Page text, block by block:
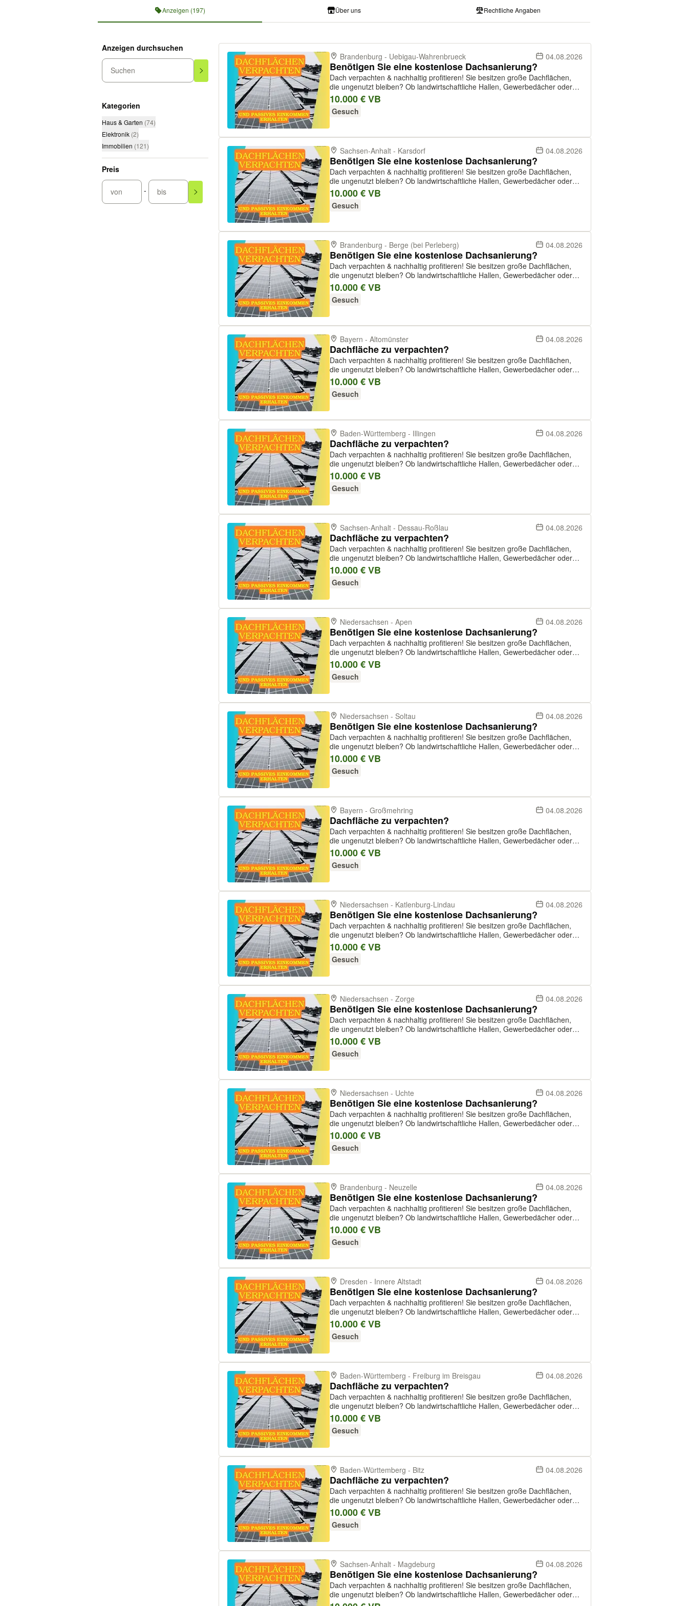
Anzeigen (197) Über uns Rechtliche Angaben
Anzeigen durchsuchen
Suchen
Kategorien
Haus & Garten (74)
Elektronik (2)
Immobilien (121)
Preis
von - bis
Brandenburg - Uebigau-Wahrenbrueck 04.08.2026
Benötigen Sie eine kostenlose Dachsanierung?
Dach verpachten & nachhaltig profitieren! Sie besitzen große Dachflächen,
die ungenutzt bleiben? Ob landwirtschaftliche Hallen, Gewerbedächer oder
Industriehallen – wir von Acuria Solar Solutions suchen Dächer ab ca. 500 m²,
um darauf Photovoltai...
10.000 € VB
Gesuch
Sachsen-Anhalt - Karsdorf 04.08.2026
Benötigen Sie eine kostenlose Dachsanierung?
Dach verpachten & nachhaltig profitieren! Sie besitzen große Dachflächen,
die ungenutzt bleiben? Ob landwirtschaftliche Hallen, Gewerbedächer oder
Industriehallen – wir von Acuria Solar Solutions suchen Dächer ab ca. 500 m²,
um darauf Photovoltai...
10.000 € VB
Gesuch
Brandenburg - Berge (bei Perleberg) 04.08.2026
Benötigen Sie eine kostenlose Dachsanierung?
Dach verpachten & nachhaltig profitieren! Sie besitzen große Dachflächen,
die ungenutzt bleiben? Ob landwirtschaftliche Hallen, Gewerbedächer oder
Industriehallen – wir von Acuria Solar Solutions suchen Dächer ab ca. 500 m²,
um darauf Photovoltai...
10.000 € VB
Gesuch
Bayern - Altomünster 04.08.2026
Dachfläche zu verpachten?
Dach verpachten & nachhaltig profitieren! Sie besitzen große Dachflächen,
die ungenutzt bleiben? Ob landwirtschaftliche Hallen, Gewerbedächer oder
Industriehallen – wir von Acuria Solar Solutions suchen Dächer ab ca. 500 m²,
um darauf Photovoltai...
10.000 € VB
Gesuch
Baden-Württemberg - Illingen 04.08.2026
Dachfläche zu verpachten?
Dach verpachten & nachhaltig profitieren! Sie besitzen große Dachflächen,
die ungenutzt bleiben? Ob landwirtschaftliche Hallen, Gewerbedächer oder
Industriehallen – wir von Acuria Solar Solutions suchen Dächer ab ca. 500 m²,
um darauf Photovoltai...
10.000 € VB
Gesuch
Sachsen-Anhalt - Dessau-Roßlau 04.08.2026
Dachfläche zu verpachten?
Dach verpachten & nachhaltig profitieren! Sie besitzen große Dachflächen,
die ungenutzt bleiben? Ob landwirtschaftliche Hallen, Gewerbedächer oder
Industriehallen – wir von Acuria Solar Solutions suchen Dächer ab ca. 500 m²,
um darauf Photovoltai...
10.000 € VB
Gesuch
Niedersachsen - Apen 04.08.2026
Benötigen Sie eine kostenlose Dachsanierung?
Dach verpachten & nachhaltig profitieren! Sie besitzen große Dachflächen,
die ungenutzt bleiben? Ob landwirtschaftliche Hallen, Gewerbedächer oder
Industriehallen – wir von Acuria Solar Solutions suchen Dächer ab ca. 500 m²,
um darauf Photovoltai...
10.000 € VB
Gesuch
Niedersachsen - Soltau 04.08.2026
Benötigen Sie eine kostenlose Dachsanierung?
Dach verpachten & nachhaltig profitieren! Sie besitzen große Dachflächen,
die ungenutzt bleiben? Ob landwirtschaftliche Hallen, Gewerbedächer oder
Industriehallen – wir von Acuria Solar Solutions suchen Dächer ab ca. 500 m²,
um darauf Photovoltai...
10.000 € VB
Gesuch
Bayern - Großmehring 04.08.2026
Dachfläche zu verpachten?
Dach verpachten & nachhaltig profitieren! Sie besitzen große Dachflächen,
die ungenutzt bleiben? Ob landwirtschaftliche Hallen, Gewerbedächer oder
Industriehallen – wir von Acuria Solar Solutions suchen Dächer ab ca. 500 m²,
um darauf Photovoltai...
10.000 € VB
Gesuch
Niedersachsen - Katlenburg-Lindau 04.08.2026
Benötigen Sie eine kostenlose Dachsanierung?
Dach verpachten & nachhaltig profitieren! Sie besitzen große Dachflächen,
die ungenutzt bleiben? Ob landwirtschaftliche Hallen, Gewerbedächer oder
Industriehallen – wir von Acuria Solar Solutions suchen Dächer ab ca. 500 m²,
um darauf Photovoltai...
10.000 € VB
Gesuch
Niedersachsen - Zorge 04.08.2026
Benötigen Sie eine kostenlose Dachsanierung?
Dach verpachten & nachhaltig profitieren! Sie besitzen große Dachflächen,
die ungenutzt bleiben? Ob landwirtschaftliche Hallen, Gewerbedächer oder
Industriehallen – wir von Acuria Solar Solutions suchen Dächer ab ca. 500 m²,
um darauf Photovoltai...
10.000 € VB
Gesuch
Niedersachsen - Uchte 04.08.2026
Benötigen Sie eine kostenlose Dachsanierung?
Dach verpachten & nachhaltig profitieren! Sie besitzen große Dachflächen,
die ungenutzt bleiben? Ob landwirtschaftliche Hallen, Gewerbedächer oder
Industriehallen – wir von Acuria Solar Solutions suchen Dächer ab ca. 500 m²,
um darauf Photovoltai...
10.000 € VB
Gesuch
Brandenburg - Neuzelle 04.08.2026
Benötigen Sie eine kostenlose Dachsanierung?
Dach verpachten & nachhaltig profitieren! Sie besitzen große Dachflächen,
die ungenutzt bleiben? Ob landwirtschaftliche Hallen, Gewerbedächer oder
Industriehallen – wir von Acuria Solar Solutions suchen Dächer ab ca. 500 m²,
um darauf Photovoltai...
10.000 € VB
Gesuch
Dresden - Innere Altstadt 04.08.2026
Benötigen Sie eine kostenlose Dachsanierung?
Dach verpachten & nachhaltig profitieren! Sie besitzen große Dachflächen,
die ungenutzt bleiben? Ob landwirtschaftliche Hallen, Gewerbedächer oder
Industriehallen – wir von Acuria Solar Solutions suchen Dächer ab ca. 500 m²,
um darauf Photovoltai...
10.000 € VB
Gesuch
Baden-Württemberg - Freiburg im Breisgau 04.08.2026
Dachfläche zu verpachten?
Dach verpachten & nachhaltig profitieren! Sie besitzen große Dachflächen,
die ungenutzt bleiben? Ob landwirtschaftliche Hallen, Gewerbedächer oder
Industriehallen – wir von Acuria Solar Solutions suchen Dächer ab ca. 500 m²,
um darauf Photovoltai...
10.000 € VB
Gesuch
Baden-Württemberg - Bitz 04.08.2026
Dachfläche zu verpachten?
Dach verpachten & nachhaltig profitieren! Sie besitzen große Dachflächen,
die ungenutzt bleiben? Ob landwirtschaftliche Hallen, Gewerbedächer oder
Industriehallen – wir von Acuria Solar Solutions suchen Dächer ab ca. 500 m²,
um darauf Photovoltai...
10.000 € VB
Gesuch
Sachsen-Anhalt - Magdeburg 04.08.2026
Benötigen Sie eine kostenlose Dachsanierung?
Dach verpachten & nachhaltig profitieren! Sie besitzen große Dachflächen,
die ungenutzt bleiben? Ob landwirtschaftliche Hallen, Gewerbedächer oder
Industriehallen – wir von Acuria Solar Solutions suchen Dächer ab ca. 500 m²,